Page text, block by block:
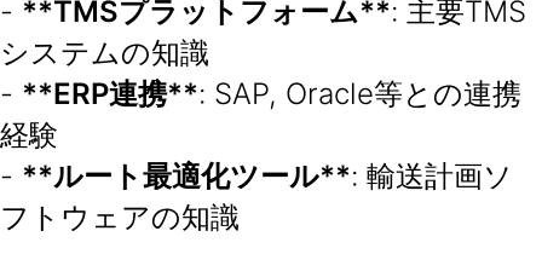
- **TMSプラットフォーム**: 主要TMS
システムの知識
- **ERP連携**: SAP, Oracle等との連携
経験
- **ルート最適化ツール**: 輸送計画ソ
フトウェアの知識